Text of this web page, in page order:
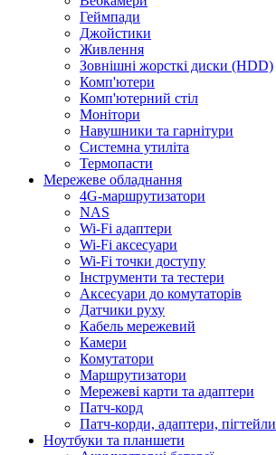
Геймпади
Джойстики
Живлення
Зовнішні жорсткі диски (HDD)
Комп'ютери
Комп'ютерний стіл
Монітори
Навушники та гарнітури
Системна утиліта
Термопасти
Мережеве обладнання
4G-маршрутизатори
NAS
Wi-Fi адаптери
Wi-Fi аксесуари
Wi-Fi точки доступу
Інструменти та тестери
Аксесуари до комутаторів
Датчики руху
Кабель мережевий
Камери
Комутатори
Маршрутизатори
Мережеві карти та адаптери
Патч-корд
Патч-корди, адаптери, пігтейли
Ноутбуки та планшети